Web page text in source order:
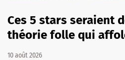
Ces 5 stars seraient
théorie folle qui
10 août 2026